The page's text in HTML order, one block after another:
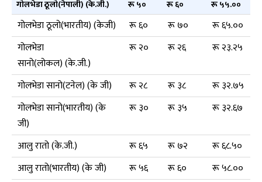
गोलभेडा ठूलो(नेपाली) (के.जी.) रू ५० रू ६० रू ५५.००
गोलभेडा ठूलो(भारतीय) (केजी) रू ६० रू ७०
रू ६५.००
गोलभेडा
सानो(लोकल) (के.जी.)
रू २० रू २६ रू २३.२५
गोलभेडा सानो(टनेल) (के जी) रू २८ रू ३८
रू ३२.७५
गोलभेडा सानो(भारतीय) (के
जी)
रू ३० रू ३५ रू ३२.६७
आलु रातो (के.जी.) रू ६५ रू ७२
रू ६८.५०
आलु रातो(भारतीय) (के जी)
रू ५६ रू ६०
रू ५८.००